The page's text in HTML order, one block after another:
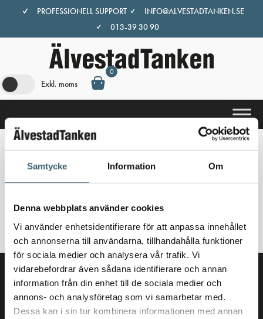
Samtycke Information Om
Denna webbplats använder cookies
Vi använder enhetsidentifierare för att anpassa innehållet
och annonserna till användarna, tillhandahålla funktioner
för sociala medier och analysera vår trafik. Vi
vidarebefordrar även sådana identifierare och annan
information från din enhet till de sociala medier och
annons- och analysföretag som vi samarbetar med.
Dessa kan i sin tur kombinera informationen med annan
innehåll
PROFESSIONELL SUPPORT
INFO@ALVESTADTANKEN.SE
013-39 30 90
Exkl. moms
0
sprinkler
Inga produkter hittades som motsvarar ditt val.